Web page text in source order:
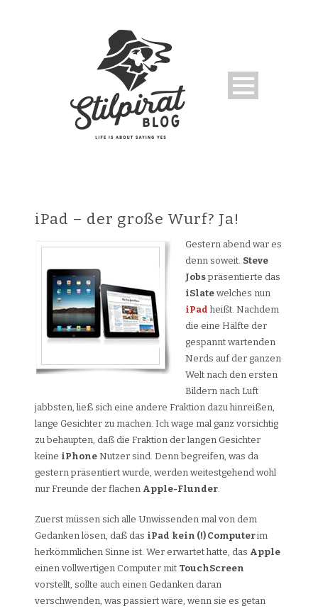
iPad – der große Wurf? Ja!
Gestern abend war es
denn soweit. Steve
Jobs präsentierte das
iSlate welches nun
iPad heißt. Nachdem
die eine Hälfte der
gespannt wartenden
Nerds auf der ganzen
Welt nach den ersten
Bildern nach Luft
jabbsten, ließ sich eine andere Fraktion dazu hinreißen,
lange Gesichter zu machen. Ich wage mal ganz vorsichtig
zu behaupten, daß die Fraktion der langen Gesichter
keine iPhone Nutzer sind. Denn begreifen, was da
gestern präsentiert wurde, werden weitestgehend wohl
nur Freunde der flachen Apple-Flunder.
Zuerst müssen sich alle Unwissenden mal von dem
Gedanken lösen, daß das iPad kein (!) Computerim
herkömmlichen Sinne ist. Wer erwartet hatte, das Apple
einen vollwertigen Computer mit TouchScreen
vorstellt, sollte auch einen Gedanken daran
verschwenden, was passiert wäre, wenn sie es getan